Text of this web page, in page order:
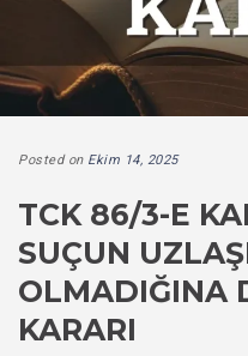
Posted on Ekim 14, 2025
TCK 86/3-E
SUÇUN
OLMADIĞINA
KARARI